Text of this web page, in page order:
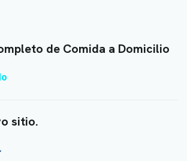
de Comida a Domicilio
sitio.